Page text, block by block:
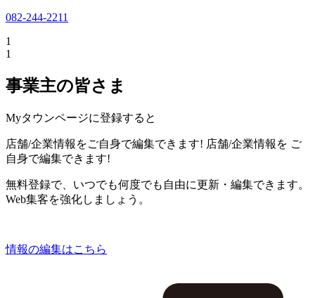
082-244-2211
1
1
事業主の皆さま
Myタウンページに登録すると
店舗/企業情報をご自身で編集できます! 店舗/企業情報を ご
自身で編集できます!
無料登録で、いつでも何度でも自由に更新・編集できます。
Web集客を強化しましょう。
情報の編集はこちら